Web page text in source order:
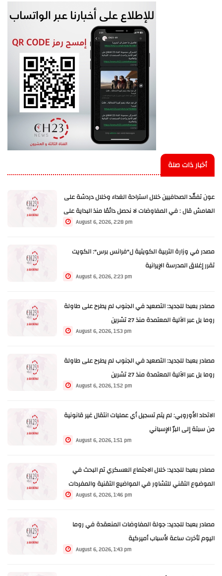
أخبار ذات صلة
عون تفقّد الصحافيين خلال استراحة الغداء وخلال دردشة على
الهامش قال : في المفاوضات لا نحصل دائمًا منذ البداية على
كل ما نريده فهذا مسار طويل ولكن علينا الاستمرار فيه
August 6, 2026, 2:28 pm
مصدر في وزارة التربية الكويتية ل"فرانس برس": الكويت
تقرر إغلاق المدرسة الإيرانية
August 6, 2026, 2:23 pm
مصادر بعبدا للجديد: التصعيد في الجنوب لم يطرح على طاولة
روما بل عبر الآلية المعتمدة منذ 27 تشرين
August 6, 2026, 1:53 pm
مصادر بعبدا للجديد: التصعيد في الجنوب لم يطرح على طاولة
روما بل عبر الآلية المعتمدة منذ 27 تشرين
August 6, 2026, 1:52 pm
الاتحاد الأوروبي: لم يتم تسجيل أي عمليات انتقال غير قانونية
من سبتة إلى البرّ الإسباني
August 6, 2026, 1:51 pm
مصادر بعبدا للجديد: خلال الاجتماع العسكري تم البحث في
الموضوع التقني للتشاور في المواضيع التقنية والمفردات
August 6, 2026, 1:46 pm
مصادر بعبدا للجديد: جولة المفاوضات المنعقدة في روما
اليوم تأخرت ساعة لأسباب أميركية
August 6, 2026, 1:43 pm